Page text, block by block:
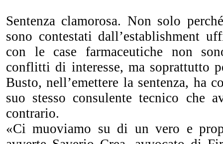
Sentenza clamorosa. Non solo
sono contestati dall’establishment
con le case farmaceutiche non
conflitti di interesse, ma soprattutto
Busto, nell’emettere la sentenza, ha
suo stesso consulente tecnico che
contrario.
«Ci muoviamo su di un vero e